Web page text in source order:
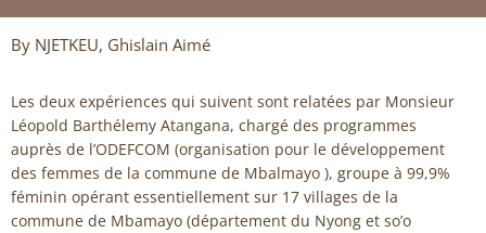
By NJETKEU, Ghislain Aimé
Les deux expériences qui suivent sont relatées par Monsieur
Léopold Barthélemy Atangana, chargé des programmes
auprès de l’ODEFCOM (organisation pour le développement
des femmes de la commune de Mbalmayo ), groupe à 99,9%
féminin opérant essentiellement sur 17 villages de la
commune de Mbamayo (département du Nyong et so’o